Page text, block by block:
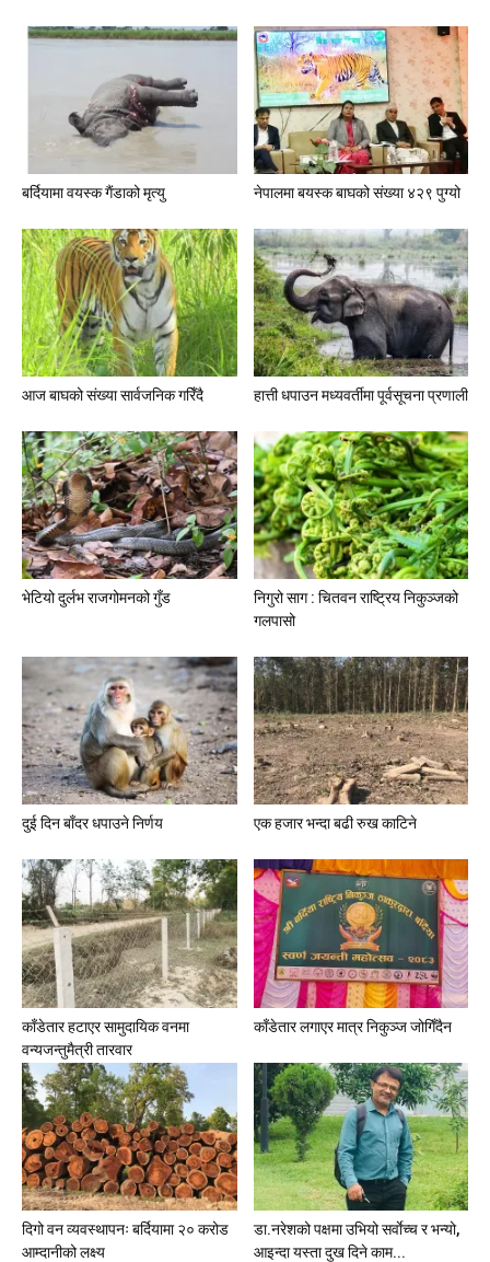
बर्दियामा वयस्क गैंडाको मृत्यु नेपालमा बयस्क बाघको संख्या ४२९ पुग्यो
आज बाघको संख्या सार्वजनिक गरिँदै हात्ती धपाउन मध्यवर्तीमा पूर्वसूचना प्रणाली
भेटियो दुर्लभ राजगोमनको गुँड
निगुरो साग : चितवन राष्ट्रिय निकुञ्जको
गलपासो
दुई दिन बाँदर धपाउने निर्णय एक हजार भन्दा बढी रुख काटिने
काँडेतार हटाएर सामुदायिक वनमा
वन्यजन्तुमैत्री तारवार
काँडेतार लगाएर मात्र निकुञ्ज जोगिँदैन
दिगो वन व्यवस्थापनः बर्दियामा २० करोड
आम्दानीको लक्ष्य
डा.नरेशको पक्षमा उभियो सर्वाेच्च र भन्यो,
आइन्दा यस्ता दुख दिने काम...